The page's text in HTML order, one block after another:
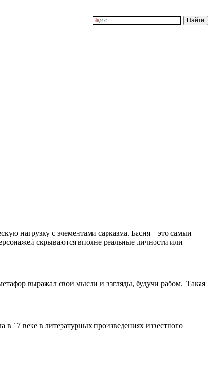
нагрузку с элементами сарказма. Басня – это самый
скрываются вполне реальные личности или
выражал свои мысли и взгляды, будучи рабом. Такая
17 веке в литературных произведениях известного